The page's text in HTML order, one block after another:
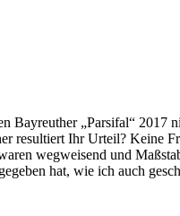
Bayreuther „Parsifal“ 2017
resultiert Ihr Urteil? Keine
wegweisend und
hat, wie ich auch